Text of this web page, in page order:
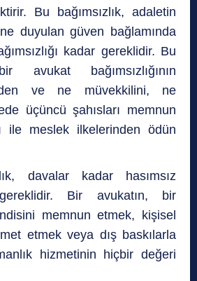
Bu bağımsızlık, adaletin
duyulan güven bağlamında
kadar gereklidir. Bu
avukat bağımsızlığının
ve ne müvekkilini, ne
üçüncü şahısları memnun
ile meslek ilkelerinden ödün
davalar kadar hasımsız
Bir avukatın, bir
memnun etmek, kişisel
etmek veya dış baskılarla
hizmetinin hiçbir değeri